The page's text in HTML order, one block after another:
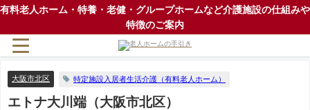
有料老人ホーム・特養・老健・グループホームなど介護施設の仕組みや
特徴のご案内
大阪市北区 特定施設入居者生活介護（有料老人ホーム）
エトナ大川端（大阪市北区）